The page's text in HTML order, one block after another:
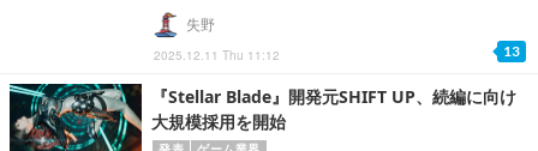
2025.12.11 Thu 11:12
失野
13
『Stellar Blade』開発元SHIFT UP、続編に向け
大規模採用を開始